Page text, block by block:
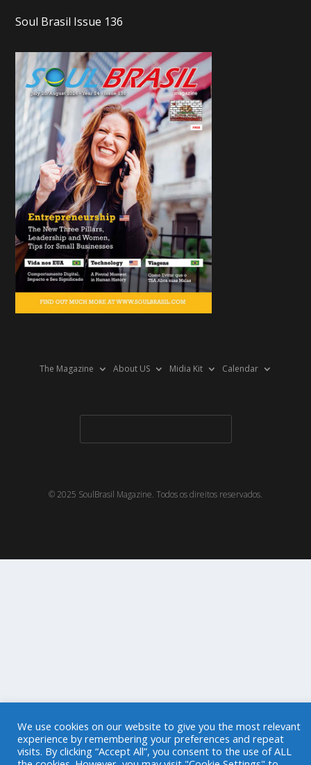
Soul Brasil Issue 136
The Magazine About US Midia Kit Calendar
© 2025 SoulBrasil Magazine. Todos os direitos reservados.
We use cookies on our website to give you the most relevant
experience by remembering your preferences and repeat
visits. By clicking “Accept All”, you consent to the use of ALL